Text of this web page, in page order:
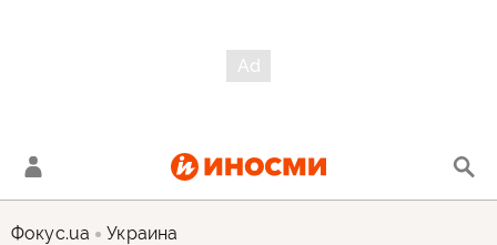
Фокус.ua Украина